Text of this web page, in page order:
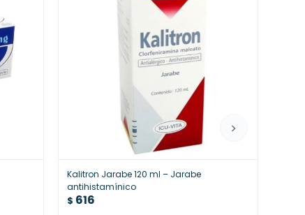
Kalitron Jarabe 120 ml – Jarabe
antihistamínico
$ 616